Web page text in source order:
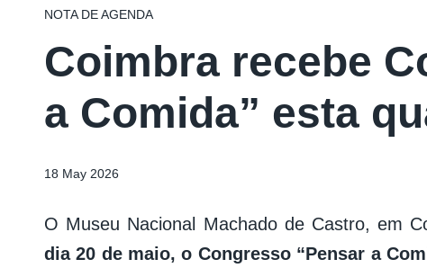
NOTA DE AGENDA
Coimbra recebe
a Comida” esta
18 May 2026
O Museu Nacional Machado de Castro, em
dia 20 de maio, o Congresso “Pensar a